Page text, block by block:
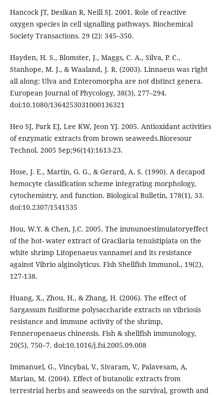
Hancock JT, Desikan R, Neill SJ. 2001. Role of reactive
oxygen species in cell signalling pathways. Biochemical
Society Transactions. 29 (2): 345–350.
Hayden, H. S., Blomster, J., Maggs, C. A., Silva, P. C.,
Stanhope, M. J., & Waaland, J. R. (2003). Linnaeus was right
all along: Ulva and Enteromorpha are not distinct genera.
European Journal of Phycology, 38(3), 277–294.
doi:10.1080/1364253031000136321
Heo SJ, Park EJ, Lee KW, Jeon YJ. 2005. Antioxidant activities
of enzymatic extracts from brown seaweeds.Bioresour
Technol. 2005 Sep;96(14):1613-23.
Hose, J. E., Martin, G. G., & Gerard, A. S. (1990). A decapod
hemocyte classification scheme integrating morphology,
cytochemistry, and function. Biological Bulletin, 178(1), 33.
doi:10.2307/1541535
Hou, W.Y. & Chen, J.C. 2005. The immunoestimulatoryeffect
of the hot- water extract of Gracilaria tenuistipiata on the
white shrimp Litopenaeus vannamei and its resistance
against Vibrio alginolyticus. Fish Shellfish Immunol., 19(2),
127-138.
Huang, X., Zhou, H., & Zhang, H. (2006). The effect of
Sargassum fusiforme polysaccharide extracts on vibriosis
resistance and immune activity of the shrimp,
Fenneropenaeus chinensis. Fish & shellfish immunology,
20(5), 750–7. doi:10.1016/j.fsi.2005.09.008
Immanuel, G., Vincybai, V., Sivaram, V., Palavesam, A,
Marian, M. (2004). Effect of butanolic extracts from
terrestrial herbs and seaweeds on the survival, growth and